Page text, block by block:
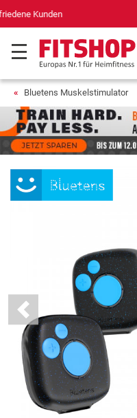
für
Bluetens Muskelstimulator
Previous